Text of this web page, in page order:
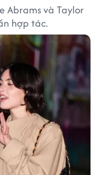
Abrams và Taylor
hợp tác.